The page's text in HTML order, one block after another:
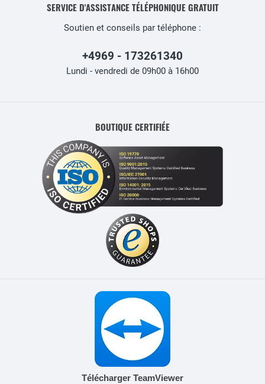
SERVICE D'ASSISTANCE TÉLÉPHONIQUE GRATUIT
Soutien et conseils par téléphone :
+4969 - 173261340
Lundi - vendredi de 09h00 à 16h00
BOUTIQUE CERTIFIÉE
Télécharger TeamViewer